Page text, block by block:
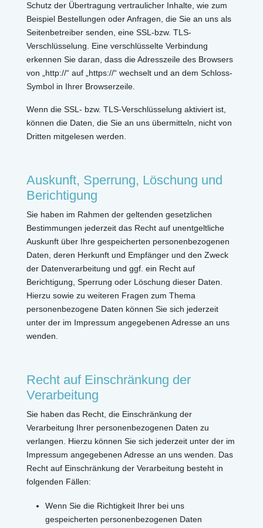
Schutz der Übertragung vertraulicher Inhalte, wie zum
Beispiel Bestellungen oder Anfragen, die Sie an uns als
Seitenbetreiber senden, eine SSL-bzw. TLS-
Verschlüsselung. Eine verschlüsselte Verbindung
erkennen Sie daran, dass die Adresszeile des Browsers
von „http://“ auf „https://“ wechselt und an dem Schloss-
Symbol in Ihrer Browserzeile.
Wenn die SSL- bzw. TLS-Verschlüsselung aktiviert ist,
können die Daten, die Sie an uns übermitteln, nicht von
Dritten mitgelesen werden.
Auskunft, Sperrung, Löschung und
Berichtigung
Sie haben im Rahmen der geltenden gesetzlichen
Bestimmungen jederzeit das Recht auf unentgeltliche
Auskunft über Ihre gespeicherten personenbezogenen
Daten, deren Herkunft und Empfänger und den Zweck
der Datenverarbeitung und ggf. ein Recht auf
Berichtigung, Sperrung oder Löschung dieser Daten.
Hierzu sowie zu weiteren Fragen zum Thema
personenbezogene Daten können Sie sich jederzeit
unter der im Impressum angegebenen Adresse an uns
wenden.
Recht auf Einschränkung der
Verarbeitung
Sie haben das Recht, die Einschränkung der
Verarbeitung Ihrer personenbezogenen Daten zu
verlangen. Hierzu können Sie sich jederzeit unter der im
Impressum angegebenen Adresse an uns wenden. Das
Recht auf Einschränkung der Verarbeitung besteht in
folgenden Fällen:
Wenn Sie die Richtigkeit Ihrer bei uns
gespeicherten personenbezogenen Daten